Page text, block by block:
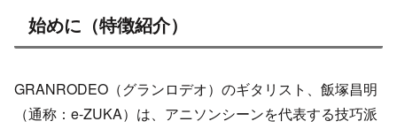
始めに（特徴紹介）
GRANRODEO（グランロデオ）のギタリスト、飯塚昌明
（通称：e-ZUKA）は、アニソンシーンを代表する技巧派